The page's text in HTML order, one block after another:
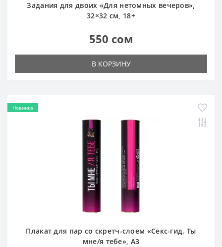
Задания для двоих «Для нетомных вечеров»,
32×32 см, 18+
550 сом
В КОРЗИНУ
Новинка
Плакат для пар со скретч-слоем «Секс-гид. Ты
мне/я тебе», А3